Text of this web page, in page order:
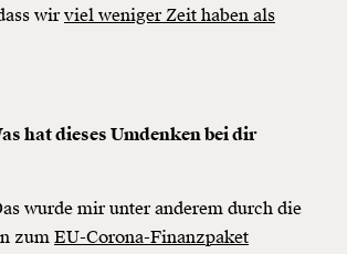
wirviel weniger Zeit haben als
hat dieses Umdenken bei dir
wurde mir unter anderem durch die
zum EU-Corona-Finanzpaket